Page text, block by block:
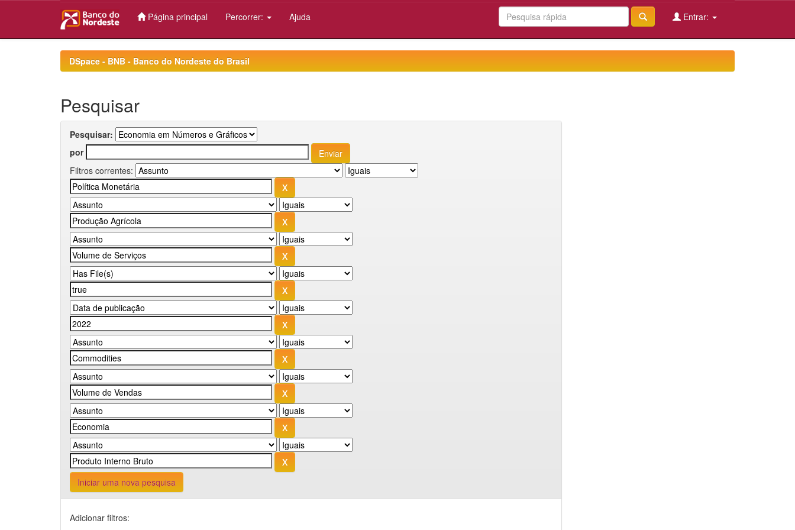
Página principal Percorrer: Ajuda Entrar:
DSpace - BNB - Banco do Nordeste do Brasil
Pesquisar
Pesquisar:
por
Filtros correntes:
Iniciar uma nova pesquisa
Adicionar filtros: